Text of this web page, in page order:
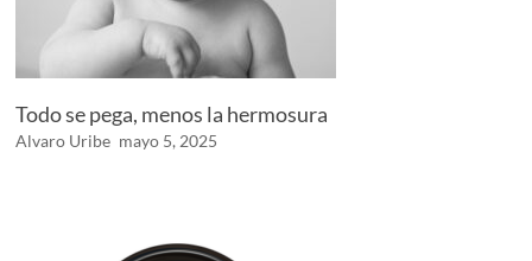
Todo se pega, menos la hermosura
Alvaro Uribe mayo 5, 2025